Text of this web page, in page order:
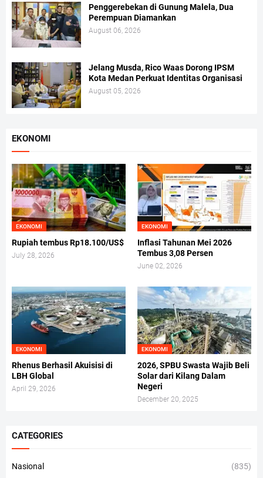
Penggerebekan di Gunung Malela, Dua
Perempuan Diamankan
August 06, 2026
Jelang Musda, Rico Waas Dorong IPSM
Kota Medan Perkuat Identitas Organisasi
August 05, 2026
EKONOMI
EKONOMI
Rupiah tembus Rp18.100/US$
July 28, 2026
EKONOMI
Inflasi Tahunan Mei 2026
Tembus 3,08 Persen
June 02, 2026
EKONOMI
Rhenus Berhasil Akuisisi di
LBH Global
April 29, 2026
EKONOMI
2026, SPBU Swasta Wajib Beli
Solar dari Kilang Dalam
Negeri
December 20, 2025
CATEGORIES
Nasional (835)